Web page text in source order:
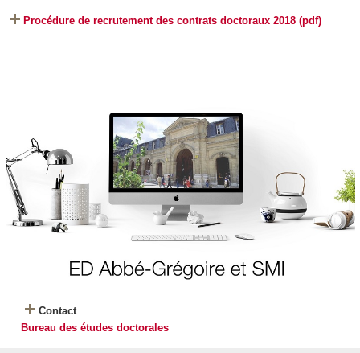
Procédure de recrutement des contrats doctoraux 2018 (pdf)
Contact
Bureau des études doctorales